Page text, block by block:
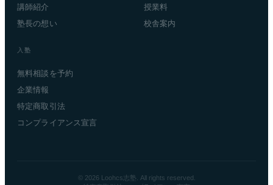
講師紹介
塾長の想い
授業料
校舎案内
入塾
無料相談を予約
企業情報
特定商取引法
コンプライアンス宣言
© 2026 Loohcs志塾. All rights reserved.